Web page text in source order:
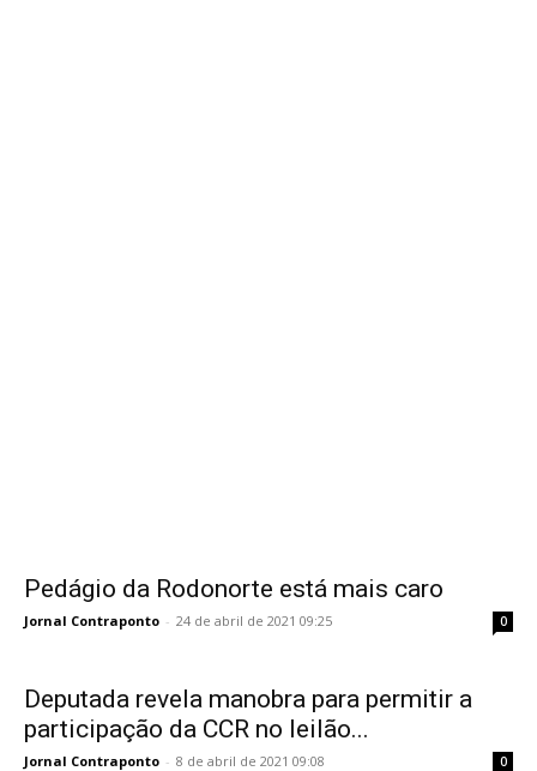
Pedágio da Rodonorte está mais caro
Jornal Contraponto - 24 de abril de 2021 09:25 0
Deputada revela manobra para permitir a
participação da CCR no leilão...
Jornal Contraponto - 8 de abril de 2021 09:08 0